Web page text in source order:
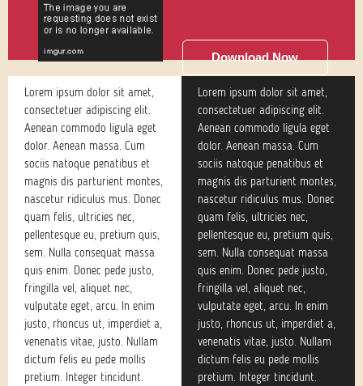
Download Now
Lorem ipsum dolor sit amet,
consectetuer adipiscing elit.
Aenean commodo ligula eget
dolor. Aenean massa. Cum
sociis natoque penatibus et
magnis dis parturient montes,
nascetur ridiculus mus. Donec
quam felis, ultricies nec,
pellentesque eu, pretium quis,
sem. Nulla consequat massa
quis enim. Donec pede justo,
fringilla vel, aliquet nec,
vulputate eget, arcu. In enim
justo, rhoncus ut, imperdiet a,
venenatis vitae, justo. Nullam
dictum felis eu pede mollis
pretium. Integer tincidunt.
Lorem ipsum dolor sit amet,
consectetuer adipiscing elit.
Aenean commodo ligula eget
dolor. Aenean massa. Cum
sociis natoque penatibus et
magnis dis parturient montes,
nascetur ridiculus mus. Donec
quam felis, ultricies nec,
pellentesque eu, pretium quis,
sem. Nulla consequat massa
quis enim. Donec pede justo,
fringilla vel, aliquet nec,
vulputate eget, arcu. In enim
justo, rhoncus ut, imperdiet a,
venenatis vitae, justo. Nullam
dictum felis eu pede mollis
pretium. Integer tincidunt.